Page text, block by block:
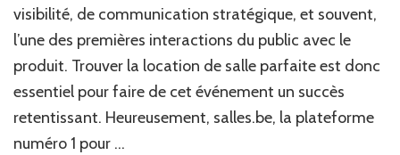
visibilité, de communication stratégique, et souvent,
l’une des premières interactions du public avec le
produit. Trouver la location de salle parfaite est donc
essentiel pour faire de cet événement un succès
retentissant. Heureusement, salles.be, la plateforme
numéro 1 pour …